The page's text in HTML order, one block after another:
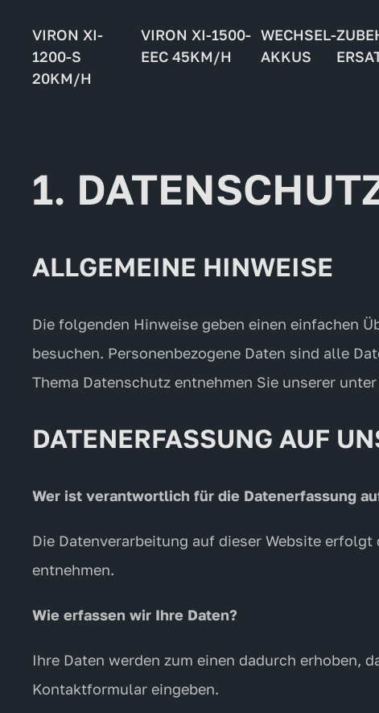
VIRON XI-
1200-S
20KM/H
VIRON XI-1500-
EEC 45KM/H
WECHSEL-
AKKUS
1.
ALLGEMEINE HINWEISE
Die folgenden Hinweise geben einen einfachen
besuchen. Personenbezogene Daten sind alle
Thema Datenschutz entnehmen Sie unserer
DATENERFASSUNG AUF
Wer ist verantwortlich für die Datenerfassung
Die Datenverarbeitung auf dieser Website
entnehmen.
Wie erfassen wir Ihre Daten?
Ihre Daten werden zum einen dadurch erhoben,
Kontaktformular eingeben.